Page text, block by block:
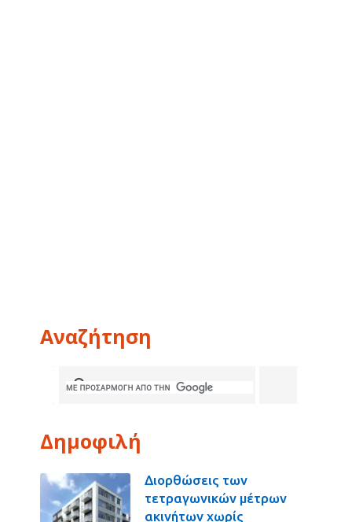
Αναζήτηση
Δημοφιλή
Διορθώσεις των
τετραγωνικών μέτρων
ακινήτων χωρίς